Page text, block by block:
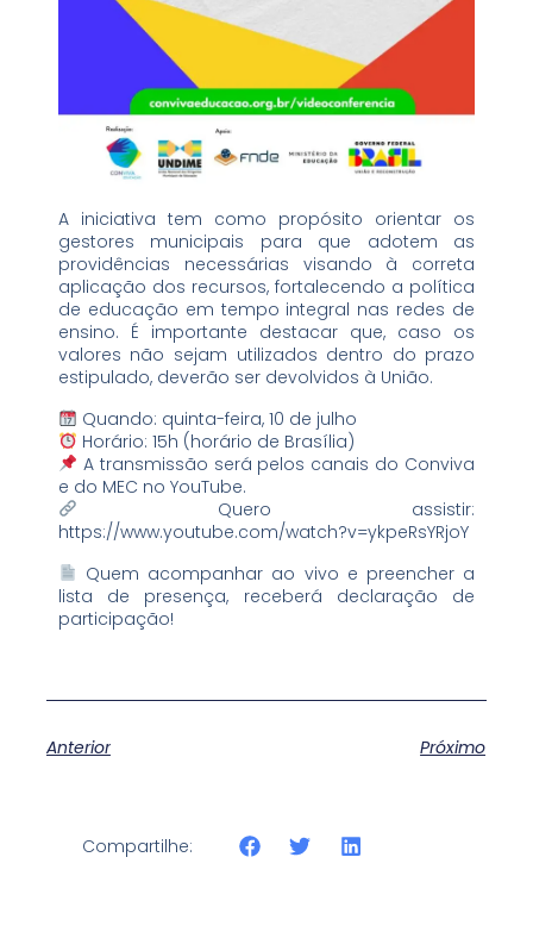
A iniciativa tem como propósito orientar os
gestores municipais para que adotem as
providências necessárias visando à correta
aplicação dos recursos, fortalecendo a política
de educação em tempo integral nas redes de
ensino. É importante destacar que, caso os
valores não sejam utilizados dentro do prazo
estipulado, deverão ser devolvidos à União.
Quando: quinta-feira, 10 de julho
Horário: 15h (horário de Brasília)
A transmissão será pelos canais do Conviva
e do MEC no YouTube.
Quero assistir:
https://www.youtube.com/watch?v=ykpeRsYRjoY
Quem acompanhar ao vivo e preencher a
lista de presença, receberá declaração de
participação!
Anterior Próximo
Compartilhe: